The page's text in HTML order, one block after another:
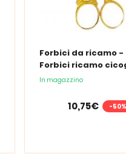
Forbici da ricamo -
Forbici ricamo
In magazzino
10,75€ -50%